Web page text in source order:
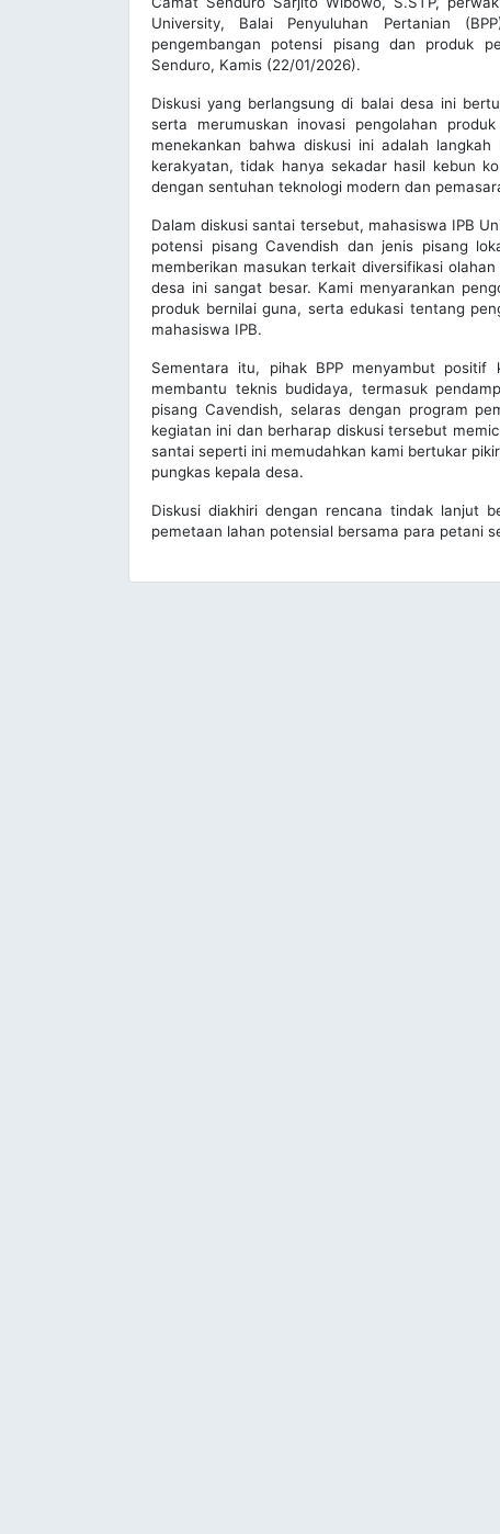
University, Balai Penyuluhan Pertanian
pengembangan potensi pisang dan produk
Senduro, Kamis (22/01/2026).
Diskusi yang berlangsung di balai desa ini
serta merumuskan inovasi pengolahan
menekankan bahwa diskusi ini adalah
kerakyatan, tidak hanya sekadar hasil kebun
dengan sentuhan teknologi modern dan
Dalam diskusi santai tersebut, mahasiswa IPB
potensi pisang Cavendish dan jenis pisang
memberikan masukan terkait diversifikasi
desa ini sangat besar. Kami menyarankan
produk bernilai guna, serta edukasi tentang
mahasiswa IPB.
Sementara itu, pihak BPP menyambut positif
membantu teknis budidaya, termasuk
pisang Cavendish, selaras dengan program
kegiatan ini dan berharap diskusi tersebut
santai seperti ini memudahkan kami bertukar
pungkas kepala desa.
Diskusi diakhiri dengan rencana tindak lanjut
pemetaan lahan potensial bersama para petani